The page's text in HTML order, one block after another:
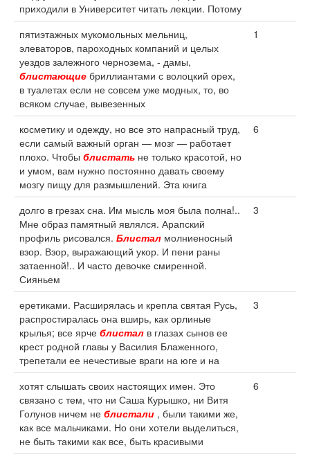
приходили в Университет читать лекции. Потому
пятиэтажных мукомольных мельниц,
элеваторов, пароходных компаний и целых
уездов залежного чернозема, - дамы,
блистающие бриллиантами с волоцкий орех,
в туалетах если не совсем уже модных, то, во
всяком случае, вывезенных
1
косметику и одежду, но все это напрасный труд,
если самый важный орган — мозг — работает
плохо. Чтобы блистать не только красотой, но
и умом, вам нужно постоянно давать своему
мозгу пищу для размышлений. Эта книга
6
долго в грезах сна. Им мысль моя была полна!..
Мне образ памятный являлся. Арапский
профиль рисовался. Блистал молниеносный
взор. Взор, выражающий укор. И пени раны
затаенной!.. И часто девочке смиренной.
Сияньем
3
еретиками. Расширялась и крепла святая Русь,
распростиралась она вширь, как орлиные
крылья; все ярче блистал в глазах сынов ее
крест родной главы у Василия Блаженного,
трепетали ее нечестивые враги на юге и на
3
хотят слышать своих настоящих имен. Это
связано с тем, что ни Саша Курышко, ни Витя
Голунов ничем не блистали , были такими же,
как все мальчиками. Но они хотели выделиться,
не быть такими как все, быть красивыми
6